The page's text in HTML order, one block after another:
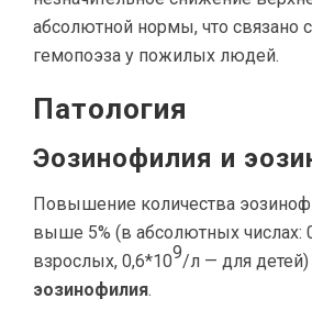
абсолютной нормы, что связано
гемопоэза у пожилых людей.
Патология
Эозинофилия и
Повышение количества
выше 5% (в абсолютных числах:
взрослых, 0,6*109/л — для детей)
эозинофилия.